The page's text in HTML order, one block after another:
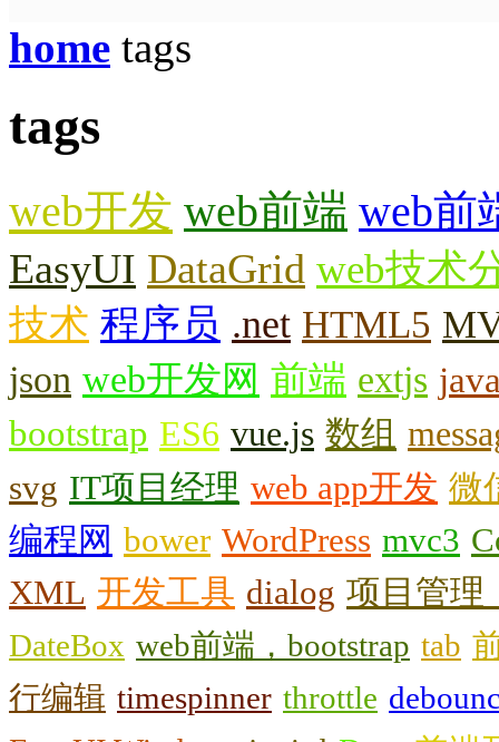
home tags
tags
web开发 web前端 web前
EasyUI DataGrid web技术
技术 程序员 .net HTML5
json web开发网 前端 extjs
bootstrap ES6 vue.js 数组
svg IT项目经理 web app开发 微
编程网 bower WordPress mvc3
XML 开发工具 dialog 项目管理
DateBox web前端，bootstrap tab
行编辑 timespinner throttle